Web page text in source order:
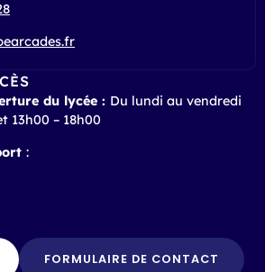
du lycée : Du lundi au vendredi
13h00 – 18h00
:
FORMULAIRE DE CONTACT